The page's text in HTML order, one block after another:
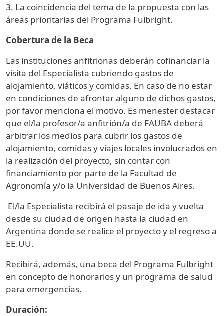
3. La coincidencia del tema de la propuesta con las
áreas prioritarias del Programa Fulbright.
Cobertura de la Beca
Las instituciones anfitrionas deberán cofinanciar la
visita del Especialista cubriendo gastos de
alojamiento, viáticos y comidas. En caso de no estar
en condiciones de afrontar alguno de dichos gastos,
por favor menciona el motivo. Es menester destacar
que el/la profesor/a anfitrión/a de FAUBA deberá
arbitrar los medios para cubrir los gastos de
alojamiento, comidas y viajes locales involucrados en
la realización del proyecto, sin contar con
financiamiento por parte de la Facultad de
Agronomía y/o la Universidad de Buenos Aires.
El/la Especialista recibirá el pasaje de ida y vuelta
desde su ciudad de origen hasta la ciudad en
Argentina donde se realice el proyecto y el regreso a
EE.UU.
Recibirá, además, una beca del Programa Fulbright
en concepto de honorarios y un programa de salud
para emergencias.
Duración: